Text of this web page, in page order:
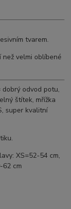
tvarem.
velmi oblíbené
dobrý odvod potu,
štítek, mřížka
super kvalitní
XS=52-54 cm,
62 cm